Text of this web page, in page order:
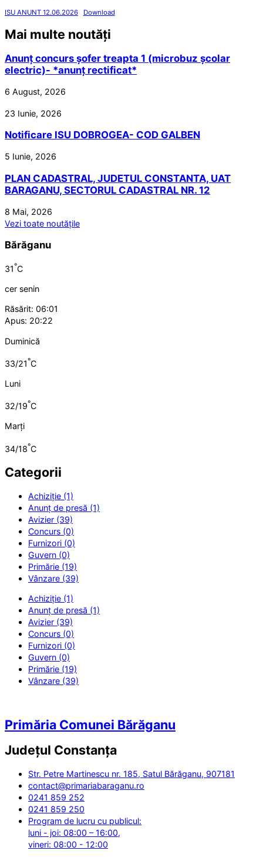
ISU ANUNT 12.06.2026 Download
Mai multe noutăți
Anunț concurs șofer treapta 1 (microbuz școlar
electric)- *anunț rectificat*
6 August, 2026
23 Iunie, 2026
Notificare ISU DOBROGEA- COD GALBEN
5 Iunie, 2026
PLAN CADASTRAL, JUDETUL CONSTANTA, UAT
BARAGANU, SECTORUL CADASTRAL NR. 12
8 Mai, 2026
Vezi toate noutățile
Bărăganu
31°C
cer senin
Răsărit: 06:01
Apus: 20:22
Duminică
33/21°C
Luni
32/19°C
Marți
34/18°C
Categorii
Achiziție (1)
Anunț de presă (1)
Avizier (39)
Concurs (0)
Furnizori (0)
Guvern (0)
Primărie (19)
Vânzare (39)
Achiziție (1)
Anunț de presă (1)
Avizier (39)
Concurs (0)
Furnizori (0)
Guvern (0)
Primărie (19)
Vânzare (39)
Primăria Comunei Bărăganu
Județul Constanța
Str. Petre Martinescu nr. 185, Satul Bărăganu, 907181
contact@primariabaraganu.ro
0241 859 252
0241 859 250
Program de lucru cu publicul:
luni - joi: 08:00 – 16:00,
vineri: 08:00 - 12:00